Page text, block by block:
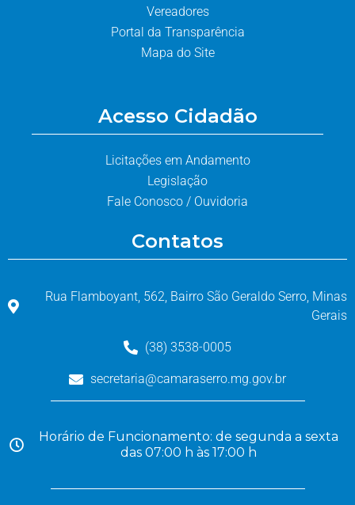
Vereadores
Portal da Transparência
Mapa do Site
Acesso Cidadão
Licitações em Andamento
Legislação
Fale Conosco / Ouvidoria
Contatos
Rua Flamboyant, 562, Bairro São Geraldo Serro, Minas
Gerais
(38) 3538-0005
secretaria@camaraserro.mg.gov.br
Horário de Funcionamento: de segunda a sexta
das 07:00 h às 17:00 h